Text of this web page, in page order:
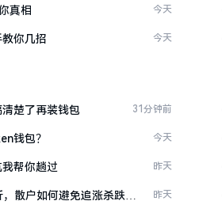
真相 今天
你几招 今天
楚了再装钱包 31分钟前
钱包？ 今天
帮你趟过 昨天
散户如何避免追涨杀跌被
昨天